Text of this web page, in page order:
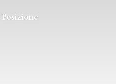
Posizione